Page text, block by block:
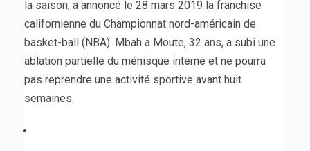
la saison, a annoncé le 28 mars 2019 la franchise
californienne du Championnat nord-américain de
basket-ball (NBA). Mbah a Moute, 32 ans, a subi une
ablation partielle du ménisque interne et ne pourra
pas reprendre une activité sportive avant huit
semaines.